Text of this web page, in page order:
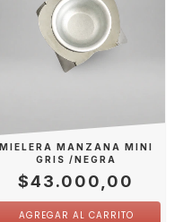
MIELERA MANZANA MINI
GRIS /NEGRA
$43.000,00